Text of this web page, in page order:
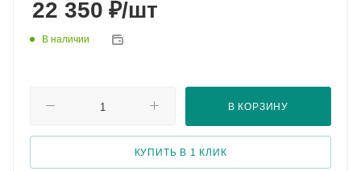
22 350 ₽/шт
В наличии
В КОРЗИНУ
КУПИТЬ В 1 КЛИК